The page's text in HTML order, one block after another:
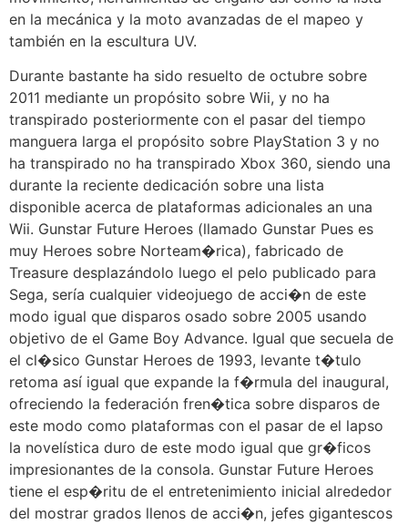
en la mecánica y la moto avanzadas de el mapeo y
también en la escultura UV.
Durante bastante ha sido resuelto de octubre sobre
2011 mediante un propósito sobre Wii, y no ha
transpirado posteriormente con el pasar del tiempo
manguera larga el propósito sobre PlayStation 3 y no
ha transpirado no ha transpirado Xbox 360, siendo una
durante la reciente dedicación sobre una lista
disponible acerca de plataformas adicionales an una
Wii. Gunstar Future Heroes (llamado Gunstar Pues es
muy Heroes sobre Norteam�rica), fabricado de
Treasure desplazándolo luego el pelo publicado para
Sega, serí­a cualquier videojuego de acci�n de este
modo­ igual que disparos osado sobre 2005 usando
objetivo de el Game Boy Advance. Igual que secuela de
el cl�sico Gunstar Heroes de 1993, levante t�tulo
retoma así­ igual que expande la f�rmula del inaugural,
ofreciendo la federación fren�tica sobre disparos de
este modo­ como plataformas con el pasar de el lapso
la novelística duro de este modo­ igual que gr�ficos
impresionantes de la consola. Gunstar Future Heroes
tiene el esp�ritu de el entretenimiento inicial alrededor
del mostrar grados llenos de acci�n, jefes gigantescos